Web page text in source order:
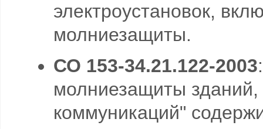
электроустановок,
молниезащиты.
СО 153-34.21.122-2003
молниезащиты
коммуникаций"